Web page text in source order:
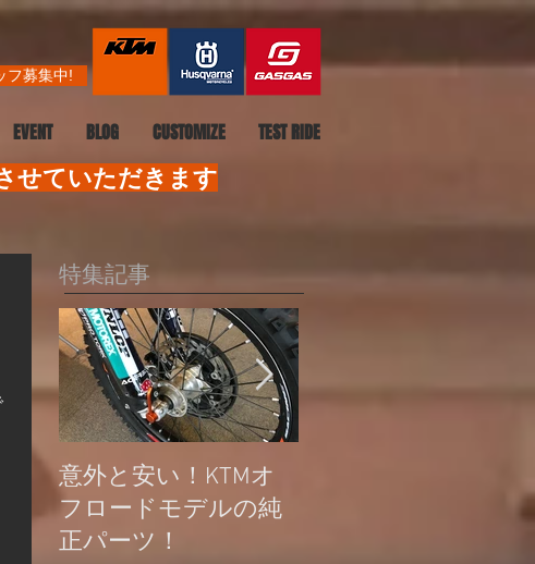
フ募集中!
EVENT BLOG CUSTOMIZE TEST RIDE
せていただきます
特集記事
意外と安い！KTMオ
フロードモデルの純
正パーツ！